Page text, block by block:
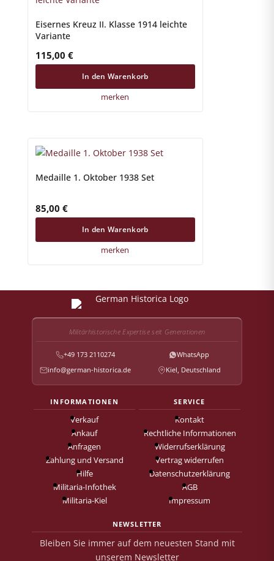
Eisernes Kreuz II. Klasse 1914 leichte
Variante
115,00 €
In den Warenkorb
merken
Medaille 1. Oktober 1938 Set
85,00 €
In den Warenkorb
merken
Militärhistorische Expertise seit Generationen
+49 173 2110274
WhatsApp
info@german-historica.de
Kiel, Deutschland
INFORMATIONEN
Verkauf
Ankauf
Anfragen
Zahlung und Versand
Hilfe
Militaria-Infothek
Militaria-Kiel
SERVICE
Kontakt
Rechtliche Informationen
Widerrufserklärung
Vertrag widerrufen
Datenschutzerklärung
AGB
Impressum
NEWSLETTER
Bleiben Sie immer auf dem neuesten Stand mit
unserem Newsletter